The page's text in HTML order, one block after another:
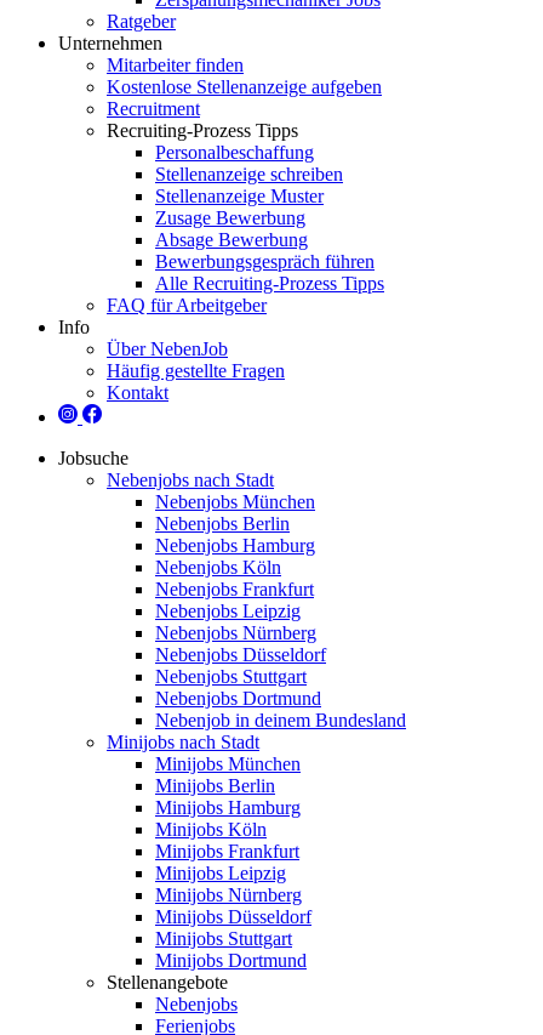
Ratgeber
Unternehmen
Mitarbeiter finden
Kostenlose Stellenanzeige aufgeben
Recruitment
Recruiting-Prozess Tipps
Personalbeschaffung
Stellenanzeige schreiben
Stellenanzeige Muster
Zusage Bewerbung
Absage Bewerbung
Bewerbungsgespräch führen
Alle Recruiting-Prozess Tipps
FAQ für Arbeitgeber
Info
Über NebenJob
Häufig gestellte Fragen
Kontakt
Jobsuche
Nebenjobs nach Stadt
Nebenjobs München
Nebenjobs Berlin
Nebenjobs Hamburg
Nebenjobs Köln
Nebenjobs Frankfurt
Nebenjobs Leipzig
Nebenjobs Nürnberg
Nebenjobs Düsseldorf
Nebenjobs Stuttgart
Nebenjobs Dortmund
Nebenjob in deinem Bundesland
Minijobs nach Stadt
Minijobs München
Minijobs Berlin
Minijobs Hamburg
Minijobs Köln
Minijobs Frankfurt
Minijobs Leipzig
Minijobs Nürnberg
Minijobs Düsseldorf
Minijobs Stuttgart
Minijobs Dortmund
Stellenangebote
Nebenjobs
Ferienjobs